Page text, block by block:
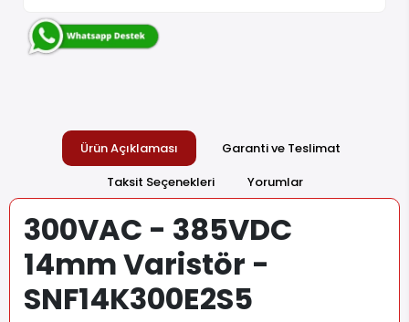
Ürün Açıklaması
Garanti ve Teslimat
Taksit Seçenekleri
Yorumlar
300VAC - 385VDC
14mm Varistör -
SNF14K300E2S5